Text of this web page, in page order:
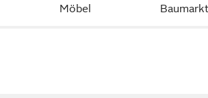
Möbel Baumarkt